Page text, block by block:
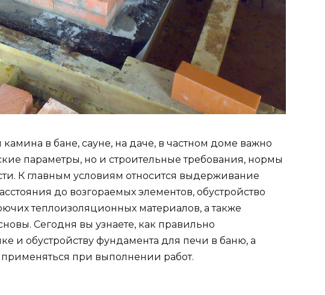
в бане, сауне, на даче, в частном доме важно
параметры, но и строительные требования, нормы
К главным условиям относится выдерживание
до возгораемых элементов, обустройство
теплоизоляционных материалов, а также
Сегодня вы узнаете, как правильно
и обустройству фундамента для печи в баню, а
при выполнении работ.